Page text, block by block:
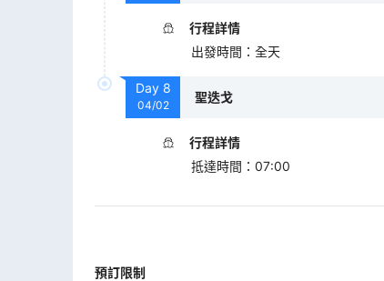
行程詳情
出發時間 ： 全天
Day 8
04/02
聖迭戈
行程詳情
抵達時間 ： 07:00
預訂限制